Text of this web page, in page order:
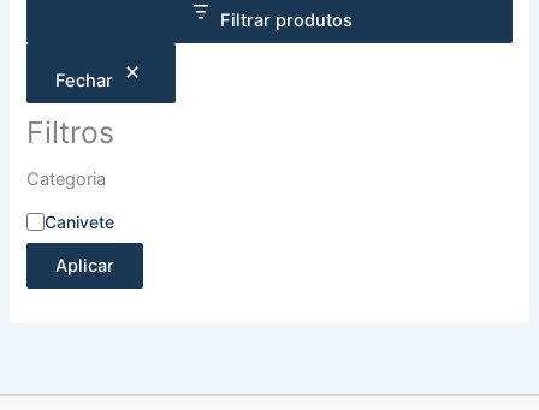
Filtrar produtos
Fechar
Filtros
Categoria
Canivete
Aplicar